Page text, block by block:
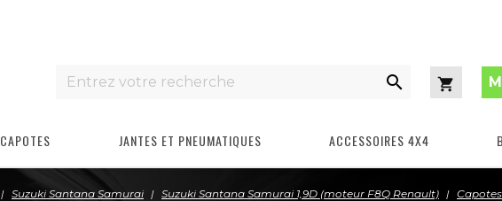

Panier
CAPOTES JANTES ET PNEUMATIQUES ACCESSOIRES 4X4
Suzuki Santana Samurai Suzuki Santana Samurai 1,9D (moteur F8Q Renault) Capotes